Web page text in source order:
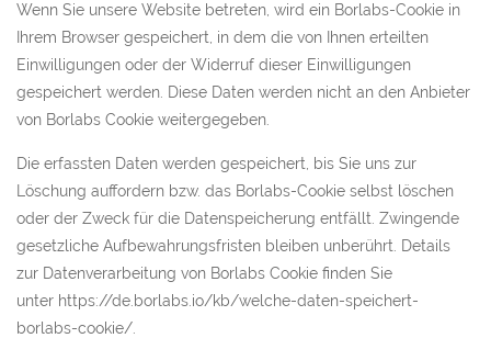
Wenn Sie unsere Website betreten, wird ein Borlabs-Cookie in
Ihrem Browser gespeichert, in dem die von Ihnen erteilten
Einwilligungen oder der Widerruf dieser Einwilligungen
gespeichert werden. Diese Daten werden nicht an den Anbieter
von Borlabs Cookie weitergegeben.
Die erfassten Daten werden gespeichert, bis Sie uns zur
Löschung auffordern bzw. das Borlabs-Cookie selbst löschen
oder der Zweck für die Datenspeicherung entfällt. Zwingende
gesetzliche Aufbewahrungsfristen bleiben unberührt. Details
zur Datenverarbeitung von Borlabs Cookie finden Sie
unter https://de.borlabs.io/kb/welche-daten-speichert-
borlabs-cookie/